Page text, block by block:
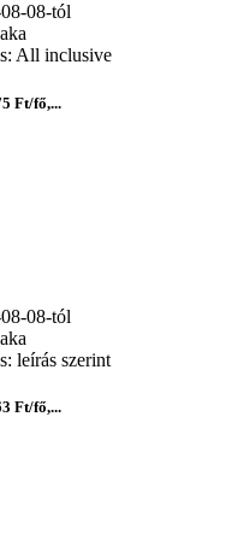
08-tól
All inclusive
Ft/fő,...
08-tól
leírás szerint
Ft/fő,...